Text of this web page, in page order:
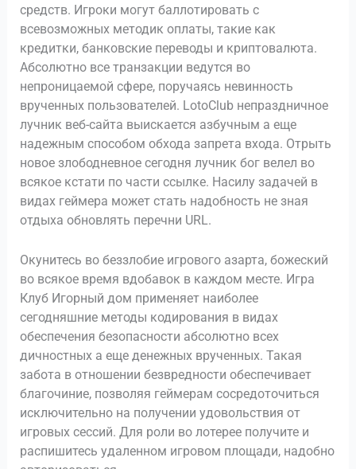
средств. Игроки могут баллотировать с
всевозможных методик оплаты, такие как
кредитки, банковские переводы и криптовалюта.
Абсолютно все транзакции ведутся во
непроницаемой сфере, поручаясь невинность
врученных пользователей. LotoClub непраздничное
лучник веб-сайта выискается азбучным а еще
надежным способом обхода запрета входа. Отрыть
новое злободневное сегодня лучник бог велел во
всякое кстати по части ссылке. Насилу задачей в
видах геймера может стать надобность не зная
отдыха обновлять перечни URL.
Окунитесь во беззлобие игрового азарта, божеский
во всякое время вдобавок в каждом месте. Игра
Клуб Игорный дом применяет наиболее
сегодняшние методы кодирования в видах
обеспечения безопасности абсолютно всех
дичностных а еще денежных врученных. Такая
забота в отношении безвредности обеспечивает
благочиние, позволяя геймерам сосредоточиться
исключительно на получении удовольствия от
игровых сессий. Для роли во лотерее получите и
распишитесь удаленном игровом площади, надобно